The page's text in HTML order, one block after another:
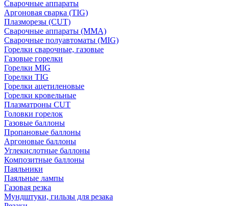
Сварочные аппараты
Аргоновая сварка (TIG)
Плазморезы (CUT)
Сварочные аппараты (MMA)
Сварочные полуавтоматы (MIG)
Горелки сварочные, газовые
Газовые горелки
Горелки MIG
Горелки TIG
Горелки ацетиленовые
Горелки кровельные
Плазматроны CUT
Головки горелок
Газовые баллоны
Пропановые баллоны
Аргоновые баллоны
Углекислотные баллоны
Композитные баллоны
Паяльники
Паяльные лампы
Газовая резка
Мундштуки, гильзы для резака